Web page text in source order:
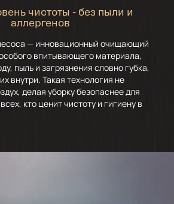
чистоты - без пыли и
аллергенов
— инновационный очищающий
впитывающего материала,
пыль и загрязнения словно губка,
внутри. Такая технология не
делая уборку безопаснее для
кто ценит чистоту и гигиену в